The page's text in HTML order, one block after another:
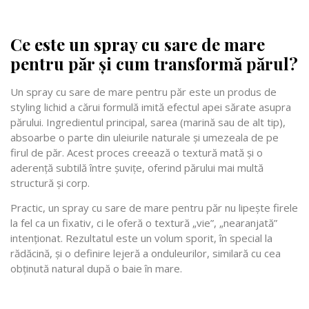
Ce este un spray cu sare de mare
pentru păr și cum transformă părul?
Un spray cu sare de mare pentru păr este un produs de
styling lichid a cărui formulă imită efectul apei sărate asupra
părului. Ingredientul principal, sarea (marină sau de alt tip),
absoarbe o parte din uleiurile naturale și umezeala de pe
firul de păr. Acest proces creează o textură mată și o
aderență subtilă între șuvițe, oferind părului mai multă
structură și corp.
Practic, un spray cu sare de mare pentru păr nu lipește firele
la fel ca un fixativ, ci le oferă o textură „vie”, „nearanjată”
intenționat. Rezultatul este un volum sporit, în special la
rădăcină, și o definire lejeră a onduleurilor, similară cu cea
obținută natural după o baie în mare.